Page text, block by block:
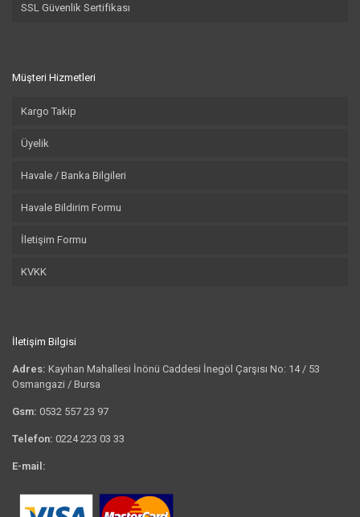
SSL Güvenlik Sertifikası
Müşteri Hizmetleri
Kargo Takip
Üyelik
Havale / Banka Bilgileri
Havale Bildirim Formu
İletişim Formu
KVKK
İletişim Bilgisi
Adres: Kayıhan Mahallesi İnönü Caddesi İnegöl Çarşısı No: 14 / 53
Osmangazi / Bursa
Gsm: 0532 557 23 97
Telefon: 0224 223 03 33
E-mail: